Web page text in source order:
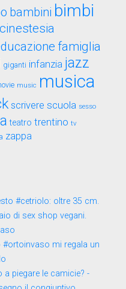
bambini bimbi
cinestesia
famiglia
giganti infanzia jazz
music musica
scrivere scuola sesso
teatro trentino tv
zappa